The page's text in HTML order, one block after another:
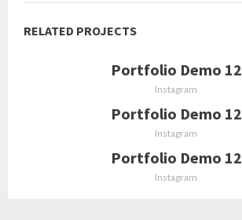
RELATED PROJECTS
Portfolio Demo 12
Instagram
Portfolio Demo 12
Instagram
Portfolio Demo 12
Instagram